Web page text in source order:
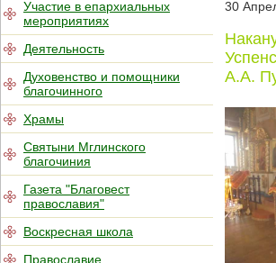
Участие в епархиальных
мероприятиях
Деятельность
Духовенство и помощники
благочинного
Храмы
Святыни Мглинского
благочиния
Газета "Благовест
православия"
Воскресная школа
Православие
30
А.А.